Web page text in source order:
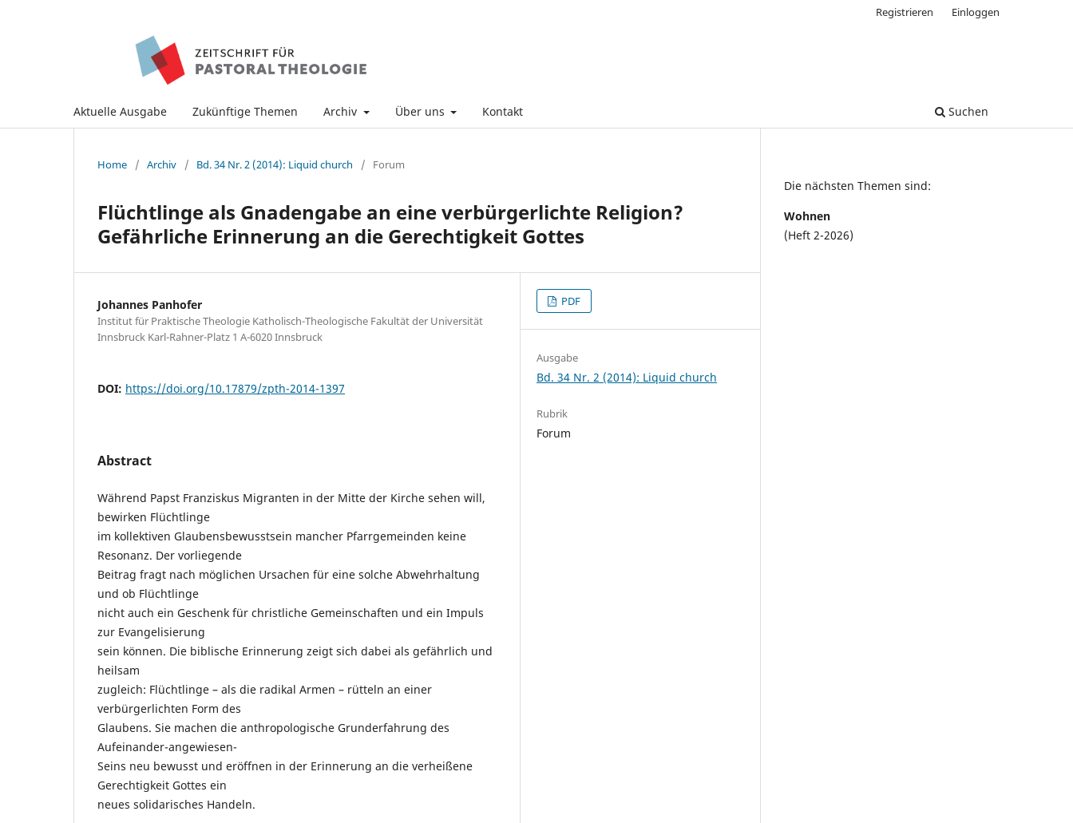
Aktuelle Ausgabe Zukünftige Themen Archiv Über uns Kontakt Suchen
Registrieren Einloggen
Home / Archiv / Bd. 34 Nr. 2 (2014): Liquid church / Forum
Flüchtlinge als Gnadengabe an eine verbürgerlichte Religion?
Gefährliche Erinnerung an die Gerechtigkeit Gottes
Johannes Panhofer
Institut für Praktische Theologie Katholisch-Theologische Fakultät der Universität
Innsbruck Karl-Rahner-Platz 1 A-6020 Innsbruck
DOI: https://doi.org/10.17879/zpth-2014-1397
Abstract
Während Papst Franziskus Migranten in der Mitte der Kirche sehen will,
bewirken Flüchtlinge
im kollektiven Glaubensbewusstsein mancher Pfarrgemeinden keine
Resonanz. Der vorliegende
Beitrag fragt nach möglichen Ursachen für eine solche Abwehrhaltung
und ob Flüchtlinge
nicht auch ein Geschenk für christliche Gemeinschaften und ein Impuls
zur Evangelisierung
sein können. Die biblische Erinnerung zeigt sich dabei als gefährlich und
heilsam
zugleich: Flüchtlinge – als die radikal Armen – rütteln an einer
verbürgerlichten Form des
Glaubens. Sie machen die anthropologische Grunderfahrung des
Aufeinander-angewiesen-
Seins neu bewusst und eröffnen in der Erinnerung an die verheißene
Gerechtigkeit Gottes ein
neues solidarisches Handeln.
PDF
Ausgabe
Bd. 34 Nr. 2 (2014): Liquid church
Rubrik
Forum
Die nächsten Themen sind:
Wohnen
(Heft 2-2026)